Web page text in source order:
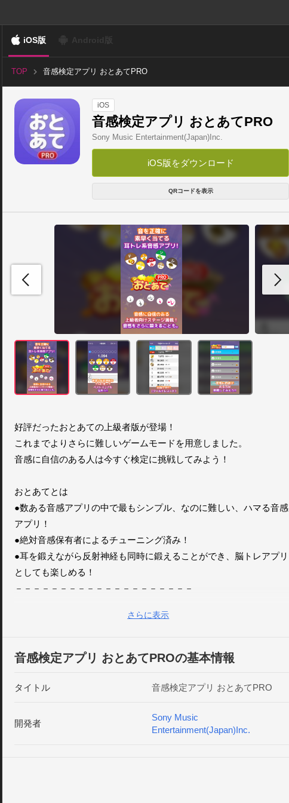
iOS版
TOP 音感検定アプリ おとあてPRO
iOS
音感検定アプリ おとあてPRO
Sony Music Entertainment(Japan)Inc.
iOS版をダウンロード
QRコードを表示
好評だったおとあての上級者版が登場！
これまでよりさらに難しいゲームモードを用意しました。
音感に自信のある人は今すぐ検定に挑戦してみよう！
おとあてとは
●数ある音感アプリの中で最もシンプル、なのに難しい、ハマる音感
アプリ！
●絶対音感保有者によるチューニング済み！
●耳を鍛えながら反射神経も同時に鍛えることができ、脳トレアプリ
としても楽しめる！
－－－－－－－－－－－－－－－－－－－－
ドレミファソラシの中からランダムに音が鳴るので、正解だと思う
るまでのタイムを競います。
◇より難しいゲームモードに挑戦しよう！
難易度の低いゲームモードをクリアすることで、より難易度の高い
ゲームモードに挑戦することができます。
さらに表示
音感検定アプリ おとあてPROの基本情報
タイトル 音感検定アプリ おとあてPRO
開発者
Sony Music
Entertainment(Japan)Inc.